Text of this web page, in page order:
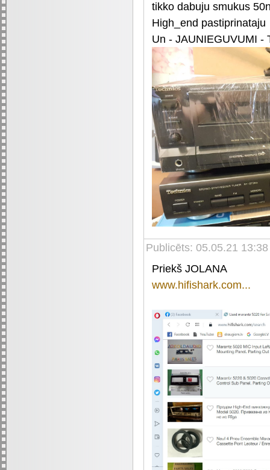
tikko dabuju smukus
High_end pastiprinataju
Un - JAUNIEGUVUMI -
Publicēts: 05.05.21
Priekš JOLANA
www.hifishark.com...